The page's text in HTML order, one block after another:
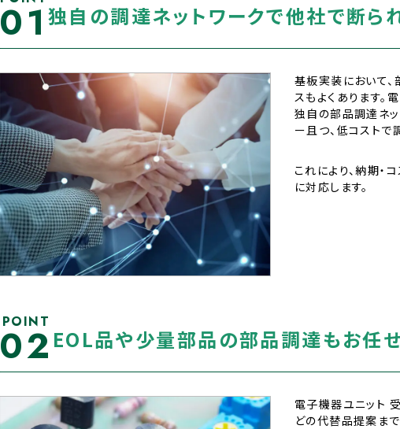
01 独自の調達ネットワークで他社で断ら
基板実装において
スもよくあります。
独自の部品調達ネッ
ー且つ、低コストで
これにより、納期・
に対応します。
POINT
02 EOL品や少量部品の部品調達もお任
電子機器ユニット
どの代替品提案まで